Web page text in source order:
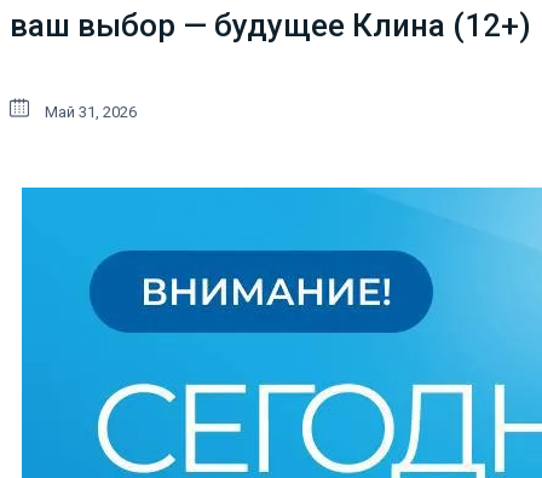
ваш выбор — будущее Клина (12+)
Май 31, 2026